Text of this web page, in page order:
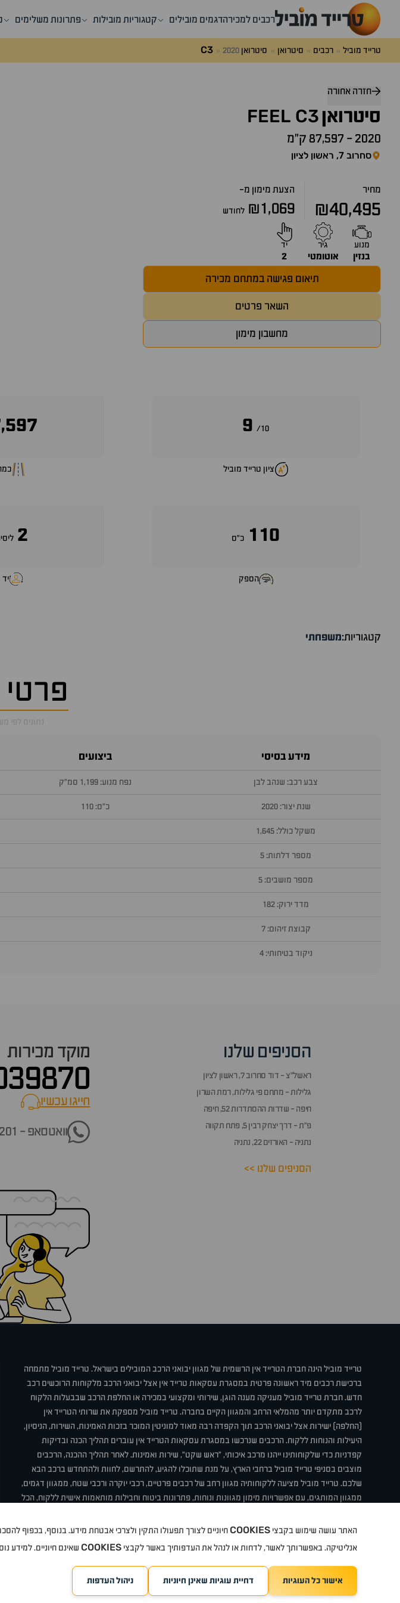
רכבים למכירהדגמים מובילים קטגוריות מובילות פתרונות משלימים
טרייד מוביל רכבים סיטרואן סיטרואן C3 2020
שאלות
ותשובות
חזרה אחורה
סיטרואן C3
FEEL
2020
- 87,597 ק״מ
סחרוב 7, ראשון לציון
מחיר
₪40,495
הצעת מימון מ-
₪1,069 לחודש
מנוע
בנזין
גיר
אוטומטי
יד
2
תיאום פגישה במתחם מכירה
השאר פרטים
מחשבון מימון
10/
9
ציון טרייד מוביל
110 כ״ס
הספק
2
קטגוריות:משפחתי
נתונים לפי
מידע בסיסי
צבע רכב: שנהב לבן
שנת יצור: 2020
משקל כולל: 1,645
מספר דלתות: 5
מספר מושבים: 5
מדד ירוק: 182
קבוצת זיהום: 7
ניקוד בטיחותי: 4
ביצועים
נפח מנוע: 1,199 סמ״ק
כ״ס: 110
הסניפים שלנו
ראשל״צ - דוד סחרוב 7, ראשון לציון
גלילות - מתחם פי גלילות, רמת השרון
חיפה - שדרות ההסתדרות 52, חיפה
פ״ת - דרך יצחק רבין 5, פתח תקווה
נתניה - האורזים 22, נתניה
הסניפים שלנו >>
מוקד מכירות
חייגו עכשיוcall now
וואטסאפ - 054-3887201
טרייד מוביל הינה חברת הטרייד אין הרשמית של מגוון יבואני הרכב המובילים בישראל. טרייד מוביל מתמחה
ברכישת רכבים מיד ראשונה פרטית במסגרת עסקאות טרייד אין אצל יבואני הרכב מלקוחות הרוכשים רכב
חדש. חברת טרייד מוביל מעניקה מענה הוגן, שירותי ומקצועי במכירה או החלפת הרכב שבבעלות הלקוח
לרכב מתקדם יותר מהמלאי הרחב והמגוון הקיים בחברה. טרייד מוביל מספקת את שרותי הטרייד אין
(החלפה) ישירות אצל יבואני הרכב תוך הקפדה רבה מאוד למוניטין המוכר בזכות האמינות, השירות, הניסיון,
היעילות והנוחות ללקוח. הרכבים שנרכשו במסגרת עסקאות הטרייד אין עוברים תהליך הכנה ובדיקות
קפדניות כדי שלקוחותינו ייהנו מרכב איכותי, "ראש שקט", שירות ואמינות. לאחר תהליך ההכנה, הרכבים
מוצבים בסניפי טרייד מוביל ברחבי הארץ, על מנת שתוכלו להגיע, להתרשם, לחוות ולהתחדש ברכב הבא
שלכם. טרייד מוביל מציעה ללקוחותיה מגוון רחב של רכבים פרטיים, רכבי יוקרה ורכבי שטח, ממגוון דגמים,
ממגוון המותגים, עם אפשרויות מימון מגוונות ונוחות, פתרונות ביטוח וחבילות מותאמות אישית ללקוח, הכל
קיהסיטרואןאופלפיג'וMG
Geelyמזדהבי ווי דיצ'ריטסלהניסאןטויוטה דאצ'יה פולקסווגןטסלה
TradeMobile instagram
TradeMobile youtube
TradeMobile facebook ריגו מרקטינג - קידום אתרים כל הזכויות שמורות טרייד מוביל
האתר עושה שימוש בקבצי COOKIESחיוניים לצורך תפעולו התקין ולצרכי אבטחת מידע. בנוסף, בכפוף
אנליטיקה. באפשרותך לאשר, לדחות או לנהל את העדפותיך באשר לקבצי COOKIES שאינם חיוניים. למידע
אישור כל העוגיות דחיית עוגיות שאינן חיוניות ניהול העדפות